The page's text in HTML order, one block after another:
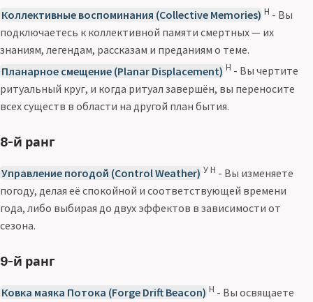
Коллективные воспоминания (Collective Memories) Н - Вы
подключаетесь к коллективной памяти смертных — их
знаниям, легендам, рассказам и преданиям о теме.
Планарное смещение (Planar Displacement) Н - Вы чертите
ритуальный круг, и когда ритуал завершён, вы переносите
всех существ в области на другой план бытия.
8-й ранг
Управление погодой (Control Weather) У Н - Вы изменяете
погоду, делая её спокойной и соответствующей времени
года, либо выбирая до двух эффектов в зависимости от
сезона.
9-й ранг
Ковка маяка Потока (Forge Drift Beacon) Н - Вы освящаете